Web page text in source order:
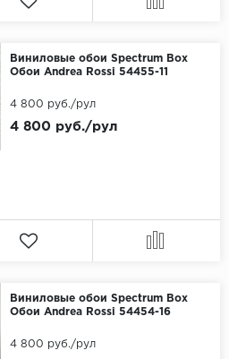
Виниловые обои Spectrum Box
Обои Andrea Rossi 54455-11
4 800 руб./рул
4 800 руб./рул
Виниловые обои Spectrum Box
Обои Andrea Rossi 54454-16
4 800 руб./рул